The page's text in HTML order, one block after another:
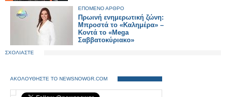
ΕΠΟΜΕΝΟ ΑΡΘΡΟ
Πρωινή ενημερωτική ζώνη:
Μπροστά το «Καλημέρα» –
Κοντά το «Mega
Σαββατοκύριακο»
ΣΧΟΛΙΑΣΤΕ
ΑΚΟΛΟΥΘΗΣΤΕ ΤΟ NEWSNOWGR.COM